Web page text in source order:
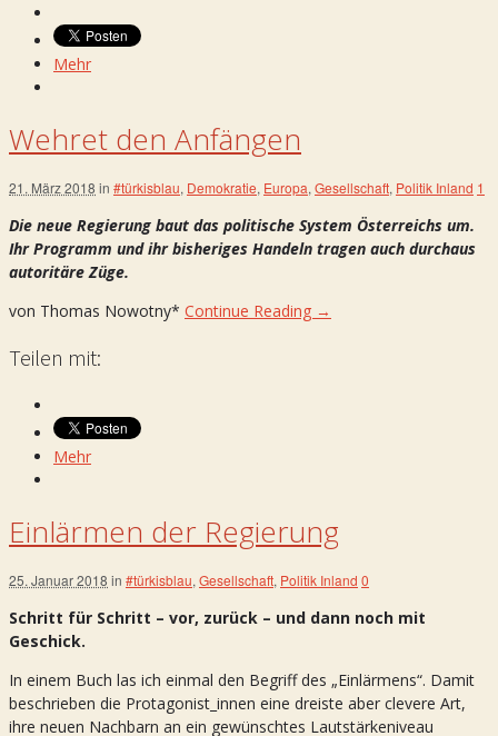
Mehr
Wehret den Anfängen
21. März 2018 in #türkisblau, Demokratie, Europa, Gesellschaft, Politik Inland 1
Die neue Regierung baut das politische System Österreichs um.
Ihr Programm und ihr bisheriges Handeln tragen auch durchaus
autoritäre Züge.
von Thomas Nowotny* Continue Reading →
Teilen mit:
Mehr
Einlärmen der Regierung
25. Januar 2018 in #türkisblau,Gesellschaft, Politik Inland 0
Schritt für Schritt – vor, zurück – und dann noch mit
Geschick.
In einem Buch las ich einmal den Begriff des „Einlärmens“. Damit
beschrieben die Protagonist_innen eine dreiste aber clevere Art,
ihre neuen Nachbarn an ein gewünschtes Lautstärkeniveau